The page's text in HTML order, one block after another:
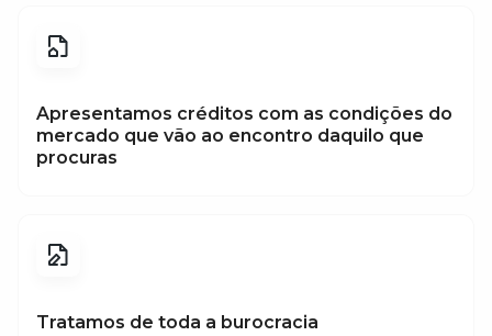
Apresentamos créditos com as condições do
mercado que vão ao encontro daquilo que
procuras
Tratamos de toda a burocracia